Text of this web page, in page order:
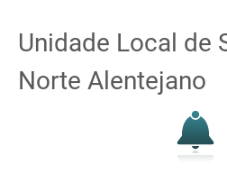
Unidade Local de
Norte Alentejano